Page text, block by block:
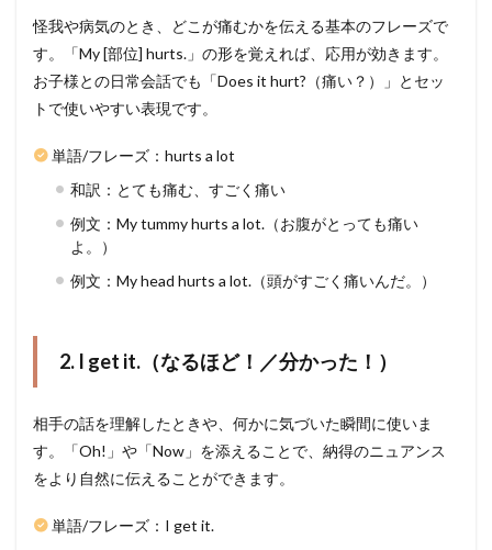
怪我や病気のとき、どこが痛むかを伝える基本のフレーズで
す。「My [部位] hurts.」の形を覚えれば、応用が効きます。
お子様との日常会話でも「Does it hurt?（痛い？）」とセッ
トで使いやすい表現です。
単語/フレーズ：hurts a lot
和訳：とても痛む、すごく痛い
例文：My tummy hurts a lot.（お腹がとっても痛い
よ。）
例文：My head hurts a lot.（頭がすごく痛いんだ。）
2. I get it.（なるほど！／分かった！）
相手の話を理解したときや、何かに気づいた瞬間に使いま
す。「Oh!」や「Now」を添えることで、納得のニュアンス
をより自然に伝えることができます。
単語/フレーズ：I get it.